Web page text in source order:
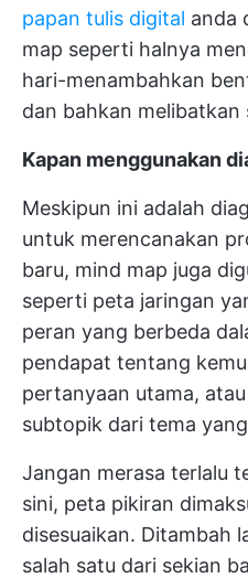
papan tulis digital anda
map seperti halnya
hari-menambahkan
dan bahkan melibatkan
Kapan menggunakan
Meskipun ini adalah
untuk merencanakan
baru, mind map juga
seperti peta jaringan
peran yang berbeda
pendapat tentang
pertanyaan utama,
subtopik dari tema
Jangan merasa terlalu
sini, peta pikiran
disesuaikan. Ditambah
salah satu dari sekian